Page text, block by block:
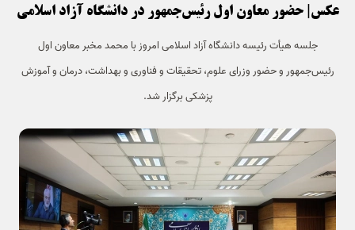
همه عناوین
اقتصاد
سیاست و جهان
جامعه و فرهنگ
دانش و فناوری
ورزشی
عکس| حضور معاون اول رئیس‌جمهور در دانشگاه آزاد اسلامی
جلسه هیأت رئیسه دانشگاه آزاد اسلامی امروز با محمد مخبر معاون اول
رئیس‌جمهور و حضور وزرای علوم، تحقیقات و فناوری و بهداشت، درمان و آموزش
پزشکی برگزار شد.